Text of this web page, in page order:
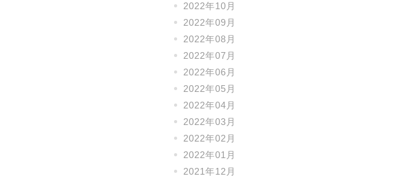
2022年10月
2022年09月
2022年08月
2022年07月
2022年06月
2022年05月
2022年04月
2022年03月
2022年02月
2022年01月
2021年12月